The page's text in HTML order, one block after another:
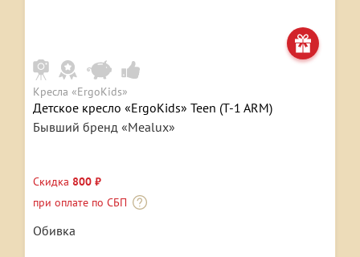
Кресла «ErgoKids»
Детское кресло «ErgoKids» Teen (T-1 ARM)
Бывший бренд «Mealux»
Скидка 800 ₽
при оплате по СБП
Обивка